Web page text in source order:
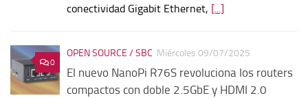
conectividad Gigabit Ethernet, [...]
0
OPEN SOURCE / SBC Miércoles 09/07/2025
El nuevo NanoPi R76S revoluciona los routers
compactos con doble 2.5GbE y HDMI 2.0